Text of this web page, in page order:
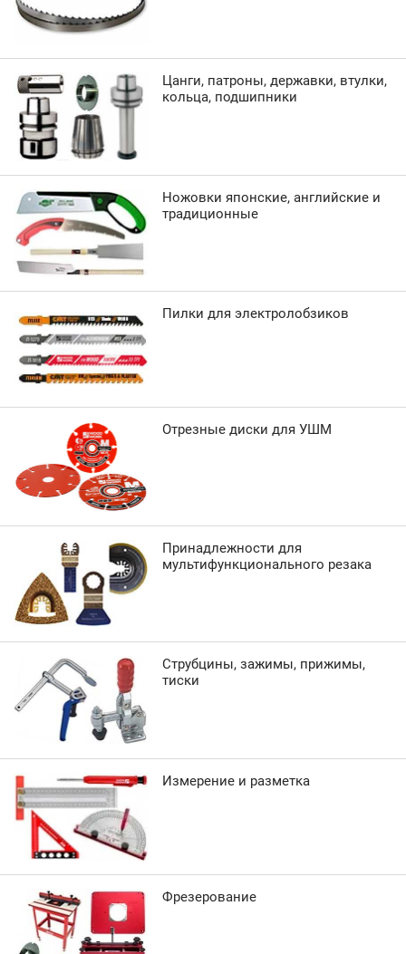
Цанги, патроны, державки, втулки,
кольца, подшипники
Ножовки японские, английские и
традиционные
Пилки для электролобзиков
Отрезные диски для УШМ
Принадлежности для
мультифункционального резака
Струбцины, зажимы, прижимы,
тиски
Измерение и разметка
Фрезерование